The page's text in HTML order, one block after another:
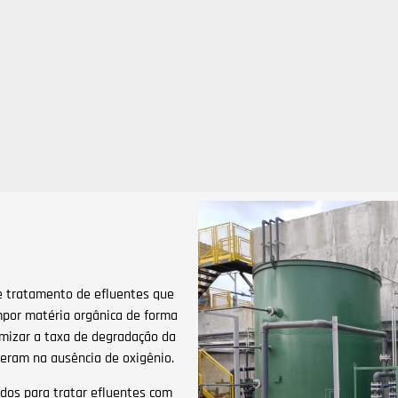
tratamento de efluentes que
matéria orgânica de forma
a taxa de degradação da
na ausência de oxigênio.
para tratar efluentes com